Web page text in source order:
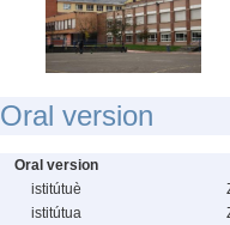
Oral version
Oral version
istitútuè
istitútua